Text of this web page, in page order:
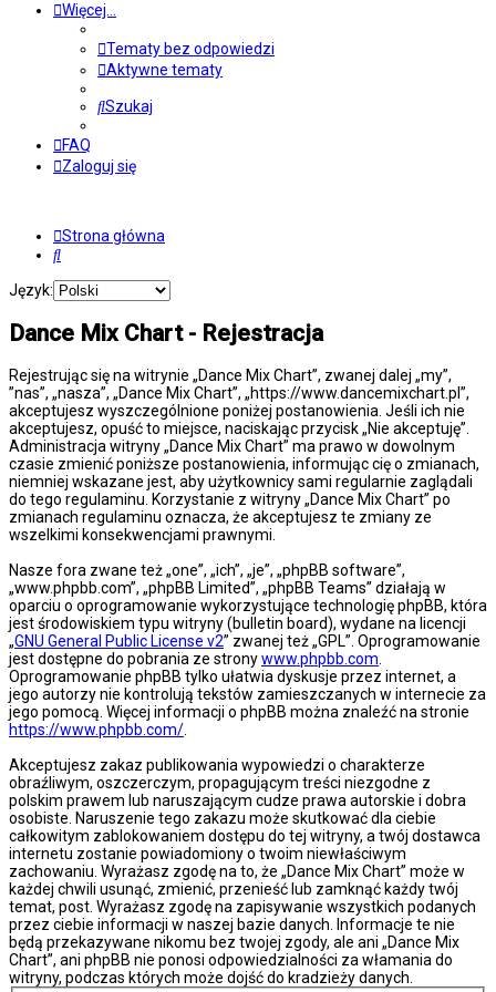
Więcej…
Tematy bez odpowiedzi
Aktywne tematy
Szukaj
FAQ
Zaloguj się
Strona główna
Szukaj
Język:
Dance Mix Chart - Rejestracja
Rejestrując się na witrynie „Dance Mix Chart”, zwanej dalej „my”,
”nas”, „nasza”, „Dance Mix Chart”, „https://www.dancemixchart.pl”,
akceptujesz wyszczególnione poniżej postanowienia. Jeśli ich nie
akceptujesz, opuść to miejsce, naciskając przycisk „Nie akceptuję”.
Administracja witryny „Dance Mix Chart” ma prawo w dowolnym
czasie zmienić poniższe postanowienia, informując cię o zmianach,
niemniej wskazane jest, aby użytkownicy sami regularnie zaglądali
do tego regulaminu. Korzystanie z witryny „Dance Mix Chart” po
zmianach regulaminu oznacza, że akceptujesz te zmiany ze
wszelkimi konsekwencjami prawnymi.
Nasze fora zwane też „one”, „ich”, „je”, „phpBB software”,
„www.phpbb.com”, „phpBB Limited”, „phpBB Teams” działają w
oparciu o oprogramowanie wykorzystujące technologię phpBB, która
jest środowiskiem typu witryny (bulletin board), wydane na licencji
„GNU General Public License v2” zwanej też „GPL”. Oprogramowanie
jest dostępne do pobrania ze stronywww.phpbb.com
Oprogramowanie phpBB tylko ułatwia dyskusje przez internet, a
jego autorzy nie kontrolują tekstów zamieszczanych w internecie za
jego pomocą. Więcej informacji o phpBB można znaleźć na stronie
https://www.phpbb.com/
Akceptujesz zakaz publikowania wypowiedzi o charakterze
obraźliwym, oszczerczym, propagującym treści niezgodne z
polskim prawem lub naruszającym cudze prawa autorskie i dobra
osobiste. Naruszenie tego zakazu może skutkować dla ciebie
całkowitym zablokowaniem dostępu do tej witryny, a twój dostawca
internetu zostanie powiadomiony o twoim niewłaściwym
zachowaniu. Wyrażasz zgodę na to, że „Dance Mix Chart” może w
każdej chwili usunąć, zmienić, przenieść lub zamknąć każdy twój
temat, post. Wyrażasz zgodę na zapisywanie wszystkich podanych
przez ciebie informacji w naszej bazie danych. Informacje te nie
będą przekazywane nikomu bez twojej zgody, ale ani „Dance Mix
Chart”, ani phpBB nie ponosi odpowiedzialności za włamania do
witryny, podczas których może dojść do kradzieży danych.